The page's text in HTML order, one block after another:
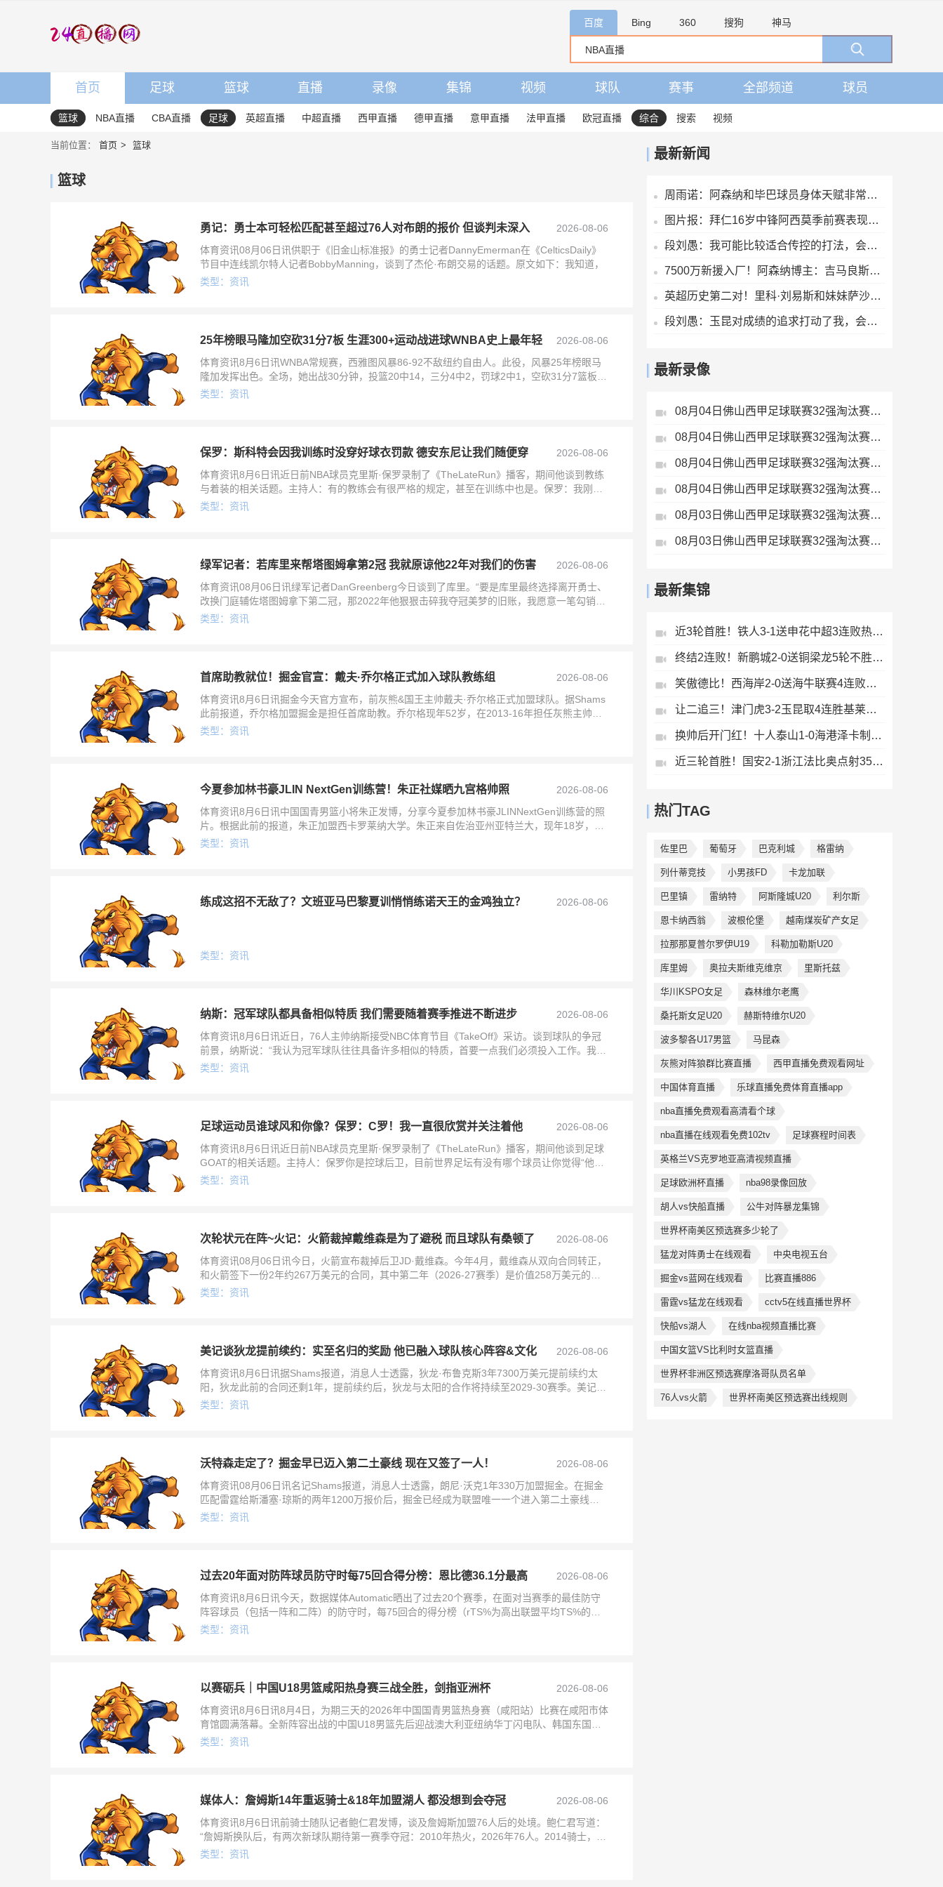
百度 Bing 360 搜狗 神马
首页 足球 篮球 直播 录像 集锦 视频 球队 赛事 全部频道 球员
篮球 NBA直播 CBA直播 足球 英超直播 中超直播 西甲直播 德甲直播 意甲直播 法甲直播 欧冠直播 综合 搜索 视频
当前位置： 首页 篮球
篮球
勇记：勇士本可轻松匹配甚至超过76人对布朗的报价 但谈判未深入
2026-08-06
体育资讯08月06日讯供职于《旧金山标准报》的勇士记者DannyEmerman在《CelticsDaily》
节目中连线凯尔特人记者BobbyManning，谈到了杰伦·布朗交易的话题。原文如下：我知道，
类型：资讯
25年榜眼马隆加空砍31分7板 生涯300+运动战进球WNBA史上最年轻
2026-08-06
体育资讯8月6日讯WNBA常规赛，西雅图风暴86-92不敌纽约自由人。此役，风暴25年榜眼马
隆加发挥出色。全场，她出战30分钟，投篮20中14，三分4中2，罚球2中1，空砍31分7篮板3
助攻2抢断1盖帽
类型：资讯
保罗：斯科特会因我训练时没穿好球衣罚款 德安东尼让我们随便穿
2026-08-06
体育资讯8月6日讯近日前NBA球员克里斯·保罗录制了《TheLateRun》播客，期间他谈到教练
与着装的相关话题。主持人：有的教练会有很严格的规定，甚至在训练中也是。保罗：我刚进
联盟时效力于拜伦·斯科特
类型：资讯
绿军记者：若库里来帮塔图姆拿第2冠 我就原谅他22年对我们的伤害
2026-08-06
体育资讯08月06日讯绿军记者DanGreenberg今日谈到了库里。“要是库里最终选择离开勇士、
改换门庭辅佐塔图姆拿下第二冠，那2022年他狠狠击碎我夺冠美梦的旧账，我愿意一笔勾销。
虽说这事根本不可能
类型：资讯
首席助教就位！掘金官宣：戴夫·乔尔格正式加入球队教练组
2026-08-06
体育资讯8月6日讯掘金今天官方宣布，前灰熊&国王主帅戴夫·乔尔格正式加盟球队。据Shams
此前报道，乔尔格加盟掘金是担任首席助教。乔尔格现年52岁，在2013-16年担任灰熊主帅，
带队连续3个赛季进入季
类型：资讯
今夏参加林书豪JLIN NextGen训练营！朱正社媒晒九宫格帅照
2026-08-06
体育资讯8月6日讯中国国青男篮小将朱正发博，分享今夏参加林书豪JLINNextGen训练营的照
片。根据此前的报道，朱正加盟西卡罗莱纳大学。朱正来自佐治亚州亚特兰大，现年18岁，身
高1米83（个人社媒简介
类型：资讯
练成这招不无敌了？文班亚马巴黎夏训悄悄练诺天王的金鸡独立？ 2026-08-06
类型：资讯
纳斯：冠军球队都具备相似特质 我们需要随着赛季推进不断进步
2026-08-06
体育资讯8月6日讯近日，76人主帅纳斯接受NBC体育节目《TakeOff》采访。谈到球队的争冠
前景，纳斯说：“我认为冠军球队往往具备许多相似的特质，首要一点我们必须投入工作。我依
然把刻苦训练、职业精神等
类型：资讯
足球运动员谁球风和你像？保罗：C罗！我一直很欣赏并关注着他
2026-08-06
体育资讯8月6日讯近日前NBA球员克里斯·保罗录制了《TheLateRun》播客，期间他谈到足球
GOAT的相关话题。主持人：保罗你是控球后卫，目前世界足坛有没有哪个球员让你觉得“他现
在的球风很像当年的我
类型：资讯
次轮状元在阵~火记：火箭裁掉戴维森是为了避税 而且球队有桑顿了
2026-08-06
体育资讯08月06日讯今日，火箭宣布裁掉后卫JD·戴维森。今年4月，戴维森从双向合同转正，
和火箭签下一份2年约267万美元的合同，其中第二年（2026-27赛季）是价值258万美元的球
队选项；6月底，火
类型：资讯
美记谈狄龙提前续约：实至名归的奖励 他已融入球队核心阵容&文化
2026-08-06
体育资讯8月6日讯据Shams报道，消息人士透露，狄龙·布鲁克斯3年7300万美元提前续约太
阳，狄龙此前的合同还剩1年，提前续约后，狄龙与太阳的合作将持续至2029-30赛季。美记
JakeWeinbac
类型：资讯
沃特森走定了？掘金早已迈入第二土豪线 现在又签了一人！
2026-08-06
体育资讯08月06日讯名记Shams报道，消息人士透露，朗尼·沃克1年330万加盟掘金。在掘金
匹配雷霆给斯潘塞·琼斯的两年1200万报价后，掘金已经成为联盟唯一一个进入第二土豪线的
球队。掘金目前还在跟沃
类型：资讯
过去20年面对防阵球员防守时每75回合得分榜：恩比德36.1分最高
2026-08-06
体育资讯8月6日讯今天，数据媒体Automatic晒出了过去20个赛季，在面对当赛季的最佳防守
阵容球员（包括一阵和二阵）的防守时，每75回合的得分榜（rTS%为高出联盟平均TS%的水
平），恩比德36.1
类型：资讯
以赛砺兵｜中国U18男篮咸阳热身赛三战全胜，剑指亚洲杯
2026-08-06
体育资讯8月6日讯8月4日，为期三天的2026年中国国青男篮热身赛（咸阳站）比赛在咸阳市体
育馆圆满落幕。全新阵容出战的中国U18男篮先后迎战澳大利亚纽纳华丁闪电队、韩国东国大
学、加拿大大卫安篮球学院三支
类型：资讯
媒体人：詹姆斯14年重返骑士&18年加盟湖人 都没想到会夺冠
2026-08-06
体育资讯8月6日讯前骑士随队记者鲍仁君发博，谈及詹姆斯加盟76人后的处境。鲍仁君写道：
“詹姆斯换队后，有两次新球队期待第一赛季夺冠：2010年热火，2026年76人。2014骑士，
2018湖人，加盟的时
类型：资讯
最新新闻
周雨诺：阿森纳和毕巴球员身体天赋非常好，两连胜之后心情还可以
图片报：拜仁16岁中锋阿西莫季前赛表现亮眼，新赛季将踢地区联赛
段刘愚：我可能比较适合传控的打法，会尽全力完成教练给我的任务
7500万新援入厂！阿森纳博主：吉马良斯完成体检，签约4年+穿39号
英超历史第二对！里科·刘易斯和妹妹萨沙为曼城征战男女足英超
段刘愚：玉昆对成绩的追求打动了我，会用最好表现来回报云南球迷
最新录像
08月04日佛山西甲足球联赛32强淘汰赛贪玩游戏VS美的薪火全场录像
08月04日佛山西甲足球联赛32强淘汰赛肇庆恒骏成VS三七互娱全场录像
08月04日佛山西甲足球联赛32强淘汰赛广东西南建设VS香港圣徒全场录像
08月04日佛山西甲足球联赛32强淘汰赛藝品高國際VS湛江狂狼·粵辉能源全场录像
08月03日佛山西甲足球联赛32强淘汰赛广东客家青年VS广州英华思力U17全场录像
08月03日佛山西甲足球联赛32强淘汰赛广州蜀地红VS广州戴拿模全场录像
最新集锦
近3轮首胜！铁人3-1送申花中超3连败热菲尼奥双响邦本宜裕传射
终结2连败！新鹏城2-0送铜梁龙5轮不胜37岁姜至鹏破门韦斯利建功
笑傲德比！西海岸2-0送海牛联赛4连败海牛仍垫底西海岸升至第二
让二追三！津门虎3-2玉昆取4连胜基莱斯读秒绝杀萨尔瓦多破门
换帅后开门红！十人泰山1-0海港泽卡制胜于金永扑点海港三球被吹
近三轮首胜！国安2-1浙江法比奥点射35岁张稀哲制胜王钰栋送助攻
热门TAG
佐里巴 葡萄牙 巴克利城 格雷纳
列什蒂竞技 小男孩FD 卡龙加联
巴里镇 雷纳特 阿斯隆城U20 利尔斯
恩卡纳西翁 波根伦堡 越南煤炭矿产女足
拉那那夏普尔罗伊U19 科勒加勒斯U20
库里姆 奥拉夫斯维克维京 里斯托兹
华川KSPO女足 森林维尔老鹰
桑托斯女足U20 赫斯特维尔U20
波多黎各U17男篮 马昆森
灰熊对阵狼群比赛直播 西甲直播免费观看网址
中国体育直播 乐球直播免费体育直播app
nba直播免费观看高清看个球
nba直播在线观看免费102tv 足球赛程时间表
英格兰VS克罗地亚高清视频直播
足球欧洲杯直播 nba98录像回放
胡人vs快船直播 公牛对阵暴龙集锦
世界杯南美区预选赛多少轮了
猛龙对阵勇士在线观看 中央电视五台
掘金vs蓝网在线观看 比赛直播886
雷霆vs猛龙在线观看 cctv5在线直播世界杯
快船vs湖人 在线nba视频直播比赛
中国女篮VS比利时女篮直播
世界杯非洲区预选赛摩洛哥队员名单
76人vs火箭 世界杯南美区预选赛出线规则